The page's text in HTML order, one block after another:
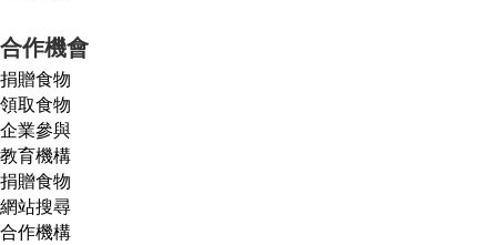
合作機會
捐贈食物
領取食物
企業參與
教育機構
捐贈食物
網站搜尋
合作機構